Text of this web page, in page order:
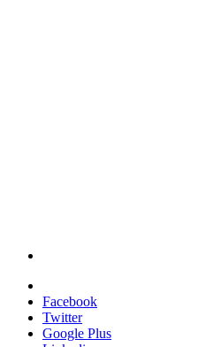
Facebook
Twitter
Google Plus